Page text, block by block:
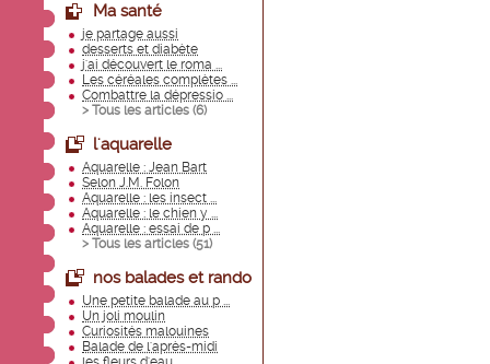
Ma santé
je partage aussi
desserts et diabète
j'ai découvert le roma ...
Les céréales complètes ...
Combattre la dépressio ...
> Tous les articles (6)
l'aquarelle
Aquarelle : Jean Bart
Selon J.M. Folon
Aquarelle : les insect ...
Aquarelle : le chien y ...
Aquarelle : essai de p ...
> Tous les articles (51)
nos balades et rando
Une petite balade au p ...
Un joli moulin
Curiosités malouines
Balade de l'après-midi